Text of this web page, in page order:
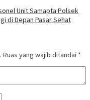
Unit Samapta Polsek
di Depan Pasar Sehat
Ruas yang wajib ditandai *